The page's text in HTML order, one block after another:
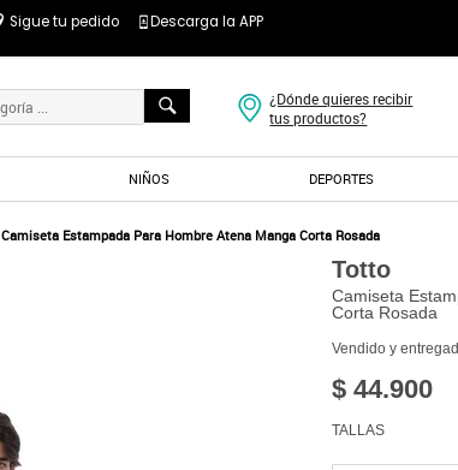
Sigue tu pedido Descarga la APP
¿Dónde quieres recibir
tus productos?
NIÑOS DEPORTES
Camiseta Estampada Para Hombre Atena Manga Corta Rosada
Totto
Camiseta
Corta Rosada
Vendido y
$ 44.900
TALLAS